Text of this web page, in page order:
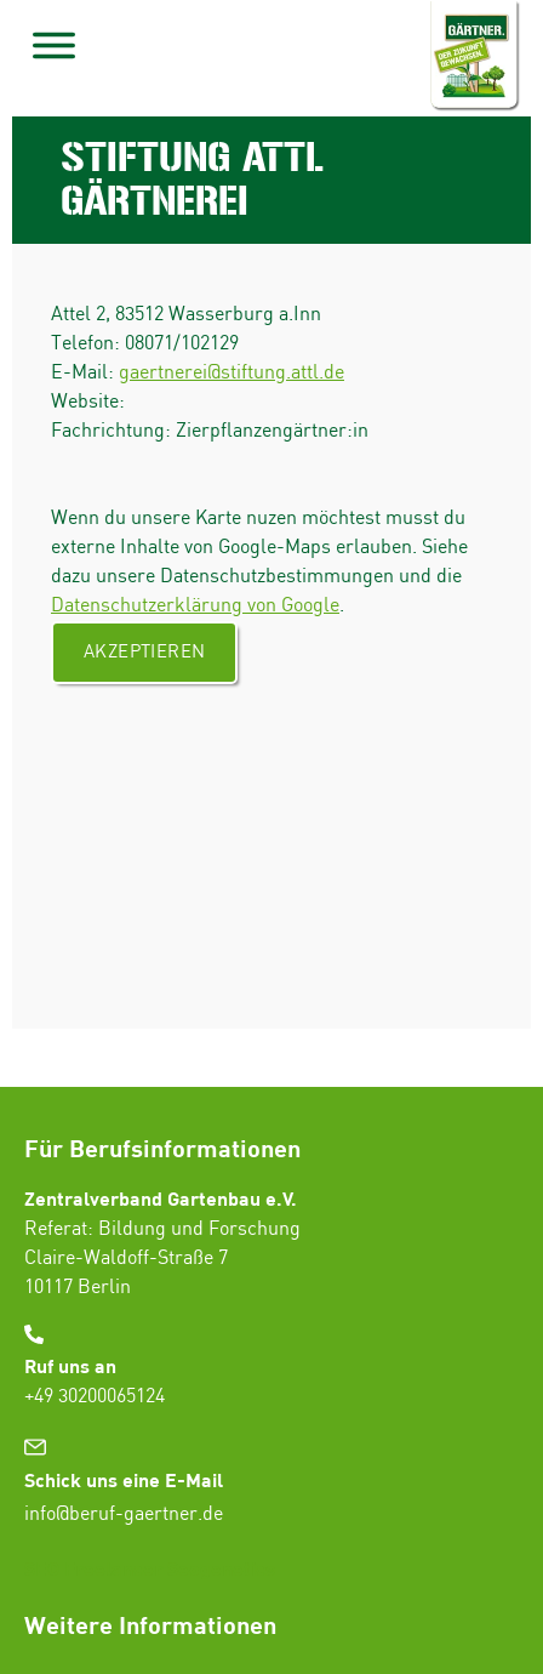
STIFTUNG ATTL
GÄRTNEREI
Attel 2, 83512 Wasserburg a.Inn
Telefon: 08071/102129
E-Mail: gaertnerei@stiftung.attl.de
Website:
Fachrichtung: Zierpflanzengärtner:in
Wenn du unsere Karte nuzen möchtest musst du
externe Inhalte von Google-Maps erlauben. Siehe
dazu unsere Datenschutzbestimmungen und die
Datenschutzerklärung von Google.
AKZEPTIEREN
Für Berufsinformationen
Zentralverband Gartenbau e.V.
Referat: Bildung und Forschung
Claire-Waldoff-Straße 7
10117 Berlin
Ruf uns an
+49 30200065124
Schick uns eine E-Mail
info@beruf-gaertner.de
Weitere Informationen